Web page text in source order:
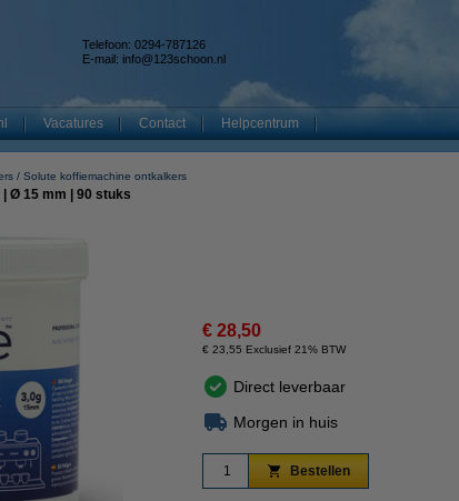
Telefoon: 0294-787126
E-mail: info@123schoon.nl
Vacatures Contact Helpcentrum
Solute koffiemachine ontkalkers
Ø 15 mm | 90 stuks
€ 28,50
€ 23,55 Exclusief 21% BTW
Direct leverbaar
Morgen in huis
Bestellen